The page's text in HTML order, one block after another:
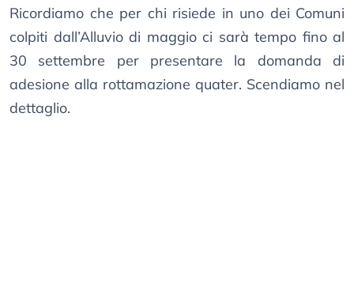
Ricordiamo che per chi risiede in uno dei Comuni
colpiti dall’Alluvio di maggio ci sarà tempo fino al
30 settembre per presentare la domanda di
adesione alla rottamazione quater. Scendiamo nel
dettaglio.